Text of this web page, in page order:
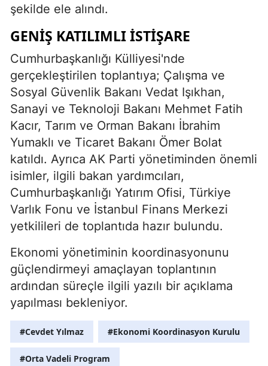
şekilde ele alındı.
GENIŞ KATILIMLI İSTIŞARE
Cumhurbaşkanlığı Külliyesi'nde
gerçekleştirilen toplantıya; Çalışma ve
Sosyal Güvenlik Bakanı Vedat Işıkhan,
Sanayi ve Teknoloji Bakanı Mehmet Fatih
Kacır, Tarım ve Orman Bakanı İbrahim
Yumaklı ve Ticaret Bakanı Ömer Bolat
katıldı. Ayrıca AK Parti yönetiminden önemli
isimler, ilgili bakan yardımcıları,
Cumhurbaşkanlığı Yatırım Ofisi, Türkiye
Varlık Fonu ve İstanbul Finans Merkezi
yetkilileri de toplantıda hazır bulundu.
Ekonomi yönetiminin koordinasyonunu
güçlendirmeyi amaçlayan toplantının
ardından süreçle ilgili yazılı bir açıklama
yapılması bekleniyor.
#Cevdet Yılmaz #Ekonomi Koordinasyon Kurulu
#Orta Vadeli Program